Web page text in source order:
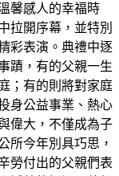
馨感人的幸福時
拉開序幕，並特別
彩表演。典禮中逐
蹟，有的父親一生
；有的則將對家庭
身公益事業、熱心
偉大，不僅成為子
所今年別具巧思，
勞付出的父親們表